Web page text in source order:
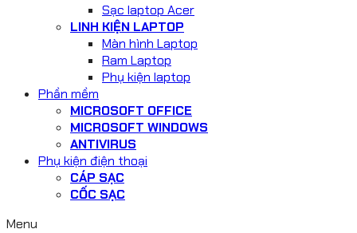
Sạc laptop Acer
LINH KIỆN LAPTOP
Màn hình Laptop
Ram Laptop
Phụ kiện laptop
Phần mềm
MICROSOFT OFFICE
MICROSOFT WINDOWS
ANTIVIRUS
Phụ kiện điện thoại
CÁP SẠC
CỐC SẠC
Menu